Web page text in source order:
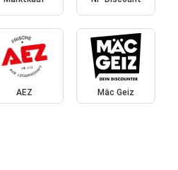
AEZ Mäc Geiz